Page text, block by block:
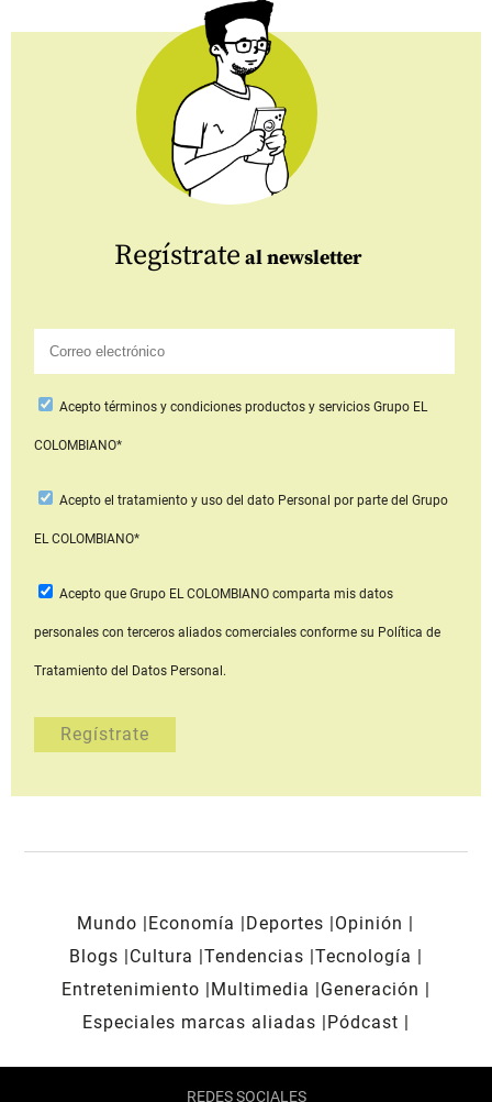
Regístrate al newsletter
Aceptotérminos y condiciones productos y serviciosGrupo EL
COLOMBIANO*
Acepto el tratamiento y uso del dato Personal por parte del Grupo
EL COLOMBIANO*
Acepto que Grupo EL COLOMBIANOcomparta mis datos
personales con terceros aliados comerciales conforme su Política de
Tratamiento del Datos Personal.
Mundo Economía Deportes
Opinión
Blogs
Cultura Tendencias Tecnología
Entretenimiento
Multimedia
Generación
Especiales marcas aliadas
Pódcast
REDES SOCIALES